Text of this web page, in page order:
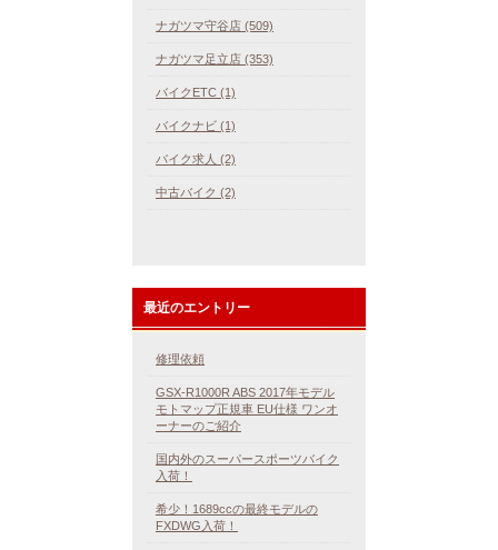
ナガツマ守谷店 (509)
ナガツマ足立店 (353)
バイクETC (1)
バイクナビ (1)
バイク求人 (2)
中古バイク (2)
最近のエントリー
修理依頼
GSX-R1000R ABS 2017年モデル
モトマップ正規車 EU仕様 ワンオ
ーナーのご紹介
国内外のスーパースポーツバイク
入荷！
希少！1689ccの最終モデルの
FXDWG入荷！